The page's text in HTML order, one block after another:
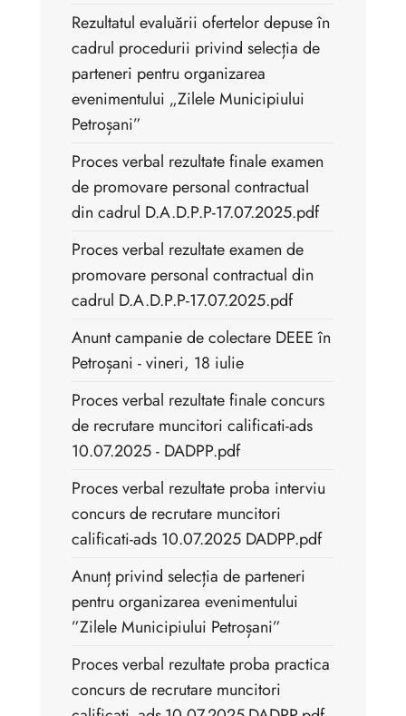
Rezultatul evaluării ofertelor depuse în
cadrul procedurii privind selecția de
parteneri pentru organizarea
evenimentului „Zilele Municipiului
Petroșani”
Proces verbal rezultate finale examen
de promovare personal contractual
din cadrul D.A.D.P.P-17.07.2025.pdf
Proces verbal rezultate examen de
promovare personal contractual din
cadrul D.A.D.P.P-17.07.2025.pdf
Anunt campanie de colectare DEEE în
Petroșani - vineri, 18 iulie
Proces verbal rezultate finale concurs
de recrutare muncitori calificati-ads
10.07.2025 - DADPP.pdf
Proces verbal rezultate proba interviu
concurs de recrutare muncitori
calificati-ads 10.07.2025 DADPP.pdf
Anunț privind selecția de parteneri
pentru organizarea evenimentului
”Zilele Municipiului Petroșani”
Proces verbal rezultate proba practica
concurs de recrutare muncitori